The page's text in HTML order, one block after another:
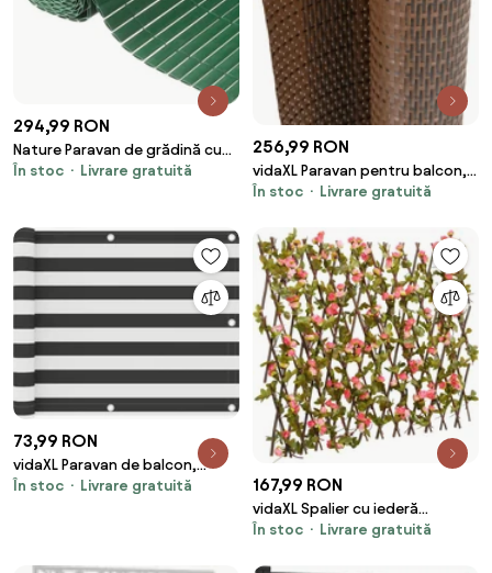
294,99 RON
Nature Paravan de grădină cu
două fețe, verde, 1,5 x 3 m, PVC
În stoc Livrare gratuită
256,99 RON
vidaXL Paravan pentru balcon,
maro și negru, 400x80 cm,
În stoc Livrare gratuită
73,99 RON
vidaXL Paravan de balcon,
antracit și alb, 75x400 cm,
În stoc Livrare gratuită 167,99 RON
vidaXL Spalier cu iederă
artificială extensibil, roz închis,
În stoc Livrare gratuită